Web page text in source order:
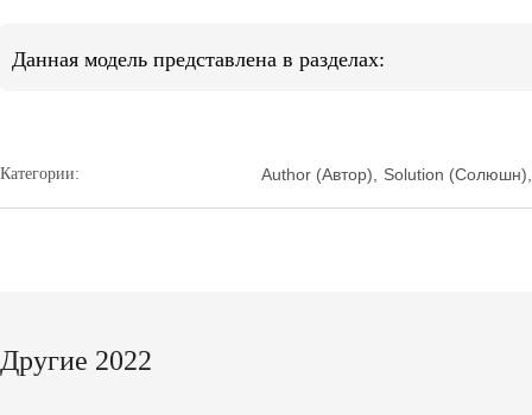
Данная модель представлена в разделах:
Категории: Author (Автор) Solution (Солюшн)
Другие 2022